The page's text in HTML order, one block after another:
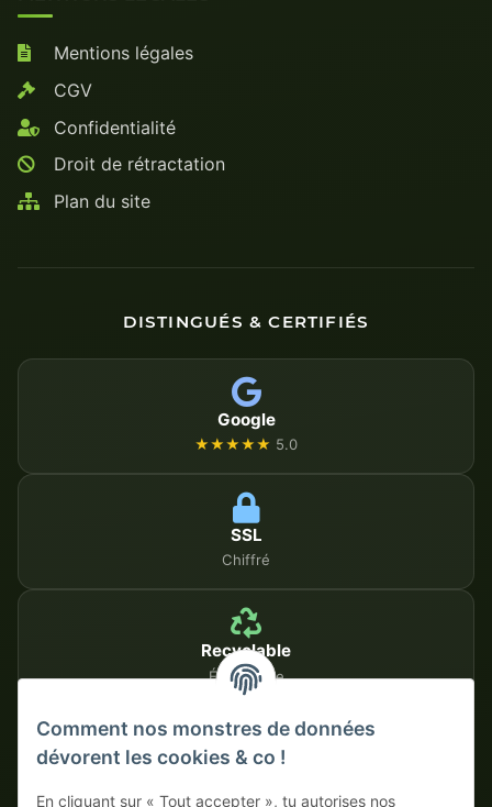
Mentions légales
CGV
Confidentialité
Droit de rétractation
Plan du site
DISTINGUÉS & CERTIFIÉS
Google
★★★★★ 5.0
SSL
Chiffré
Recyclable
Écologique
MÉTHODES DE PAIEMENT SÉCURISÉES
Comment nos monstres de données
dévorent les cookies & co !
En cliquant sur « Tout accepter », tu autorises nos